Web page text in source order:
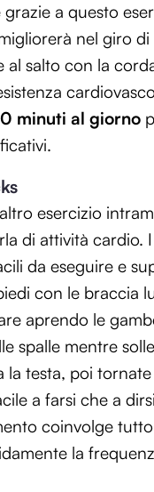
a questo
nel giro
al salto con la
minuti al giorno
esercizio
di attività cardio. I
da eseguire e
con le braccia
aprendo le
spalle mentre
la testa, poi
a farsi che a
coinvolge
la